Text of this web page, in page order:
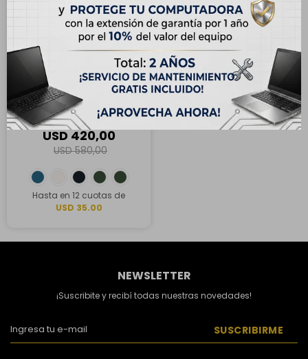
ENVÍO GRATIS
OUTLET - Apple iPhone 13
128GB - Azul
USD420,00
USD 580,00
Hasta en 12 cuotas de
USD 35.00
NEWSLETTER
¡Suscribite y recibí todas nuestras novedades!
SUSCRIBIRME